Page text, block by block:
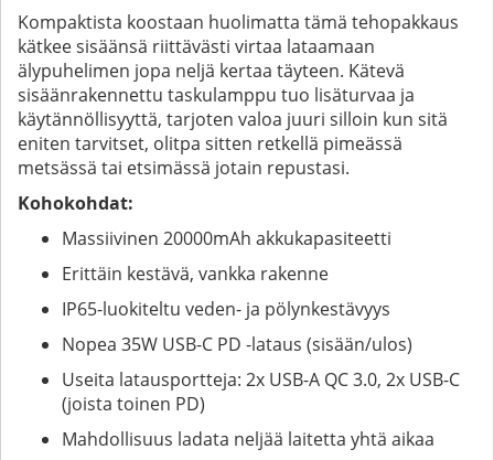
Kompaktista koostaan huolimatta tämä tehopakkaus
kätkee sisäänsä riittävästi virtaa lataamaan
älypuhelimen jopa neljä kertaa täyteen. Kätevä
sisäänrakennettu taskulamppu tuo lisäturvaa ja
käytännöllisyyttä, tarjoten valoa juuri silloin kun sitä
eniten tarvitset, olitpa sitten retkellä pimeässä
metsässä tai etsimässä jotain repustasi.
Kohokohdat:
Massiivinen 20000mAh akkukapasiteetti
Erittäin kestävä, vankka rakenne
IP65-luokiteltu veden- ja pölynkestävyys
Nopea 35W USB-C PD -lataus (sisään/ulos)
Useita latausportteja: 2x USB-A QC 3.0, 2x USB-C
(joista toinen PD)
Mahdollisuus ladata neljää laitetta yhtä aikaa